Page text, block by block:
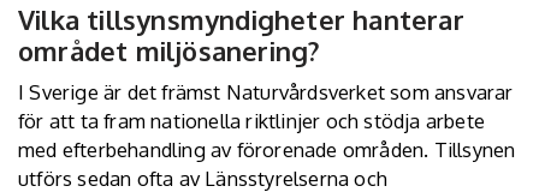
Vilka tillsynsmyndigheter hanterar
området miljösanering?
I Sverige är det främst Naturvårdsverketsom ansvarar
för att ta fram nationella riktlinjer och stödja arbete
med efterbehandling av förorenade områden. Tillsynen
utförs sedan ofta av Länsstyrelserna och